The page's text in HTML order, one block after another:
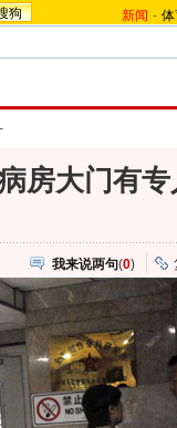
狗 新闻 -
房大门有
我来说两句(0)